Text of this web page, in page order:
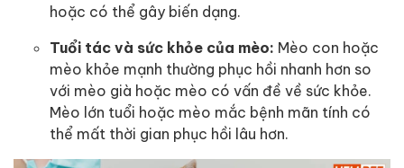
hoặc có thể gây biến dạng.
Tuổi tác và sức khỏe của mèo: Mèo con hoặc
mèo khỏe mạnh thường phục hồi nhanh hơn so
với mèo già hoặc mèo có vấn đề về sức khỏe.
Mèo lớn tuổi hoặc mèo mắc bệnh mãn tính có
thể mất thời gian phục hồi lâu hơn.